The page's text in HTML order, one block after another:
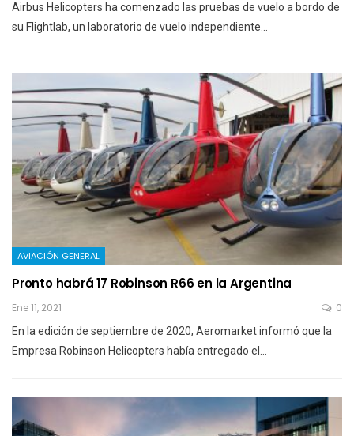
Airbus Helicopters ha comenzado las pruebas de vuelo a bordo de
su Flightlab, un laboratorio de vuelo independiente…
AVIACIÓN GENERAL
Pronto habrá 17 Robinson R66 en la Argentina
Ene 11, 2021 0
En la edición de septiembre de 2020, Aeromarket informó que la
Empresa Robinson Helicopters había entregado el…